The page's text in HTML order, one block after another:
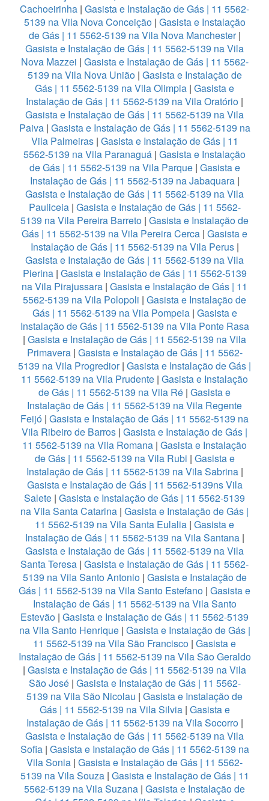
Cachoeirinha | Gasista e Instalação de Gás | 11 5562-
5139 na Vila Nova Conceição| Gasista e Instalação
de Gás | 11 5562-5139 na Vila Nova Manchester|
Gasista e Instalação de Gás | 11 5562-5139 na Vila
Nova Mazzei | Gasista e Instalação de Gás | 11 5562-
5139 na Vila Nova União| Gasista e Instalação de
Gás | 11 5562-5139 na Vila Olimpia | Gasista e
Instalação de Gás | 11 5562-5139 na Vila Oratório |
Gasista e Instalação de Gás | 11 5562-5139 na Vila
Paiva| Gasista e Instalação de Gás | 11 5562-5139 na
Vila Palmeiras| Gasista e Instalação de Gás | 11
5562-5139 na Vila Paranaguá | Gasista e Instalação
de Gás | 11 5562-5139 na Vila Parque| Gasista e
Instalação de Gás | 11 5562-5139 na Jabaquara|
Gasista e Instalação de Gás | 11 5562-5139 na Vila
Pauliceia| Gasista e Instalação de Gás | 11 5562-
5139 na Vila Pereira Barreto | Gasista e Instalação de
Gás | 11 5562-5139 na Vila Pereira Cerca | Gasista e
Instalação de Gás | 11 5562-5139 na Vila Perus|
Gasista e Instalação de Gás | 11 5562-5139 na Vila
Pierina| Gasista e Instalação de Gás | 11 5562-5139
na Vila Pirajussara | Gasista e Instalação de Gás | 11
5562-5139 na Vila Polopoli | Gasista e Instalação de
Gás | 11 5562-5139 na Vila Pompeia| Gasista e
Instalação de Gás | 11 5562-5139 na Vila Ponte Rasa
| Gasista e Instalação de Gás | 11 5562-5139 na Vila
Primavera| Gasista e Instalação de Gás | 11 5562-
5139 na Vila Progredior| Gasista e Instalação de Gás |
11 5562-5139 na Vila Prudente | Gasista e Instalação
de Gás | 11 5562-5139 na Vila Ré | Gasista e
Instalação de Gás | 11 5562-5139 na Vila Regente
Feijó | Gasista e Instalação de Gás | 11 5562-5139 na
Vila Ribeiro de Barros | Gasista e Instalação de Gás |
11 5562-5139 na Vila Romana | Gasista e Instalação
de Gás | 11 5562-5139 na Vila Rubi | Gasista e
Instalação de Gás | 11 5562-5139 na Vila Sabrina|
Gasista e Instalação de Gás | 11 5562-5139ns Vila
Salete | Gasista e Instalação de Gás | 11 5562-5139
na Vila Santa Catarina | Gasista e Instalação de Gás |
11 5562-5139 na Vila Santa Eulalia | Gasista e
Instalação de Gás | 11 5562-5139 na Vila Santana|
Gasista e Instalação de Gás | 11 5562-5139 na Vila
Santa Teresa | Gasista e Instalação de Gás | 11 5562-
5139 na Vila Santo Antonio| Gasista e Instalação de
Gás | 11 5562-5139 na Vila Santo Estefano | Gasista e
Instalação de Gás | 11 5562-5139 na Vila Santo
Estevão | Gasista e Instalação de Gás | 11 5562-5139
na Vila Santo Henrique| Gasista e Instalação de Gás |
11 5562-5139 na Vila São Francisco | Gasista e
Instalação de Gás | 11 5562-5139 na Vila São Geraldo
| Gasista e Instalação de Gás | 11 5562-5139 na Vila
São José| Gasista e Instalação de Gás | 11 5562-
5139 na Vila São Nicolau | Gasista e Instalação de
Gás | 11 5562-5139 na Vila Silvia| Gasista e
Instalação de Gás | 11 5562-5139 na Vila Socorro|
Gasista e Instalação de Gás | 11 5562-5139 na Vila
Sofia| Gasista e Instalação de Gás | 11 5562-5139 na
Vila Sonia | Gasista e Instalação de Gás | 11 5562-
5139 na Vila Souza| Gasista e Instalação de Gás | 11
5562-5139 na Vila Suzana | Gasista e Instalação de